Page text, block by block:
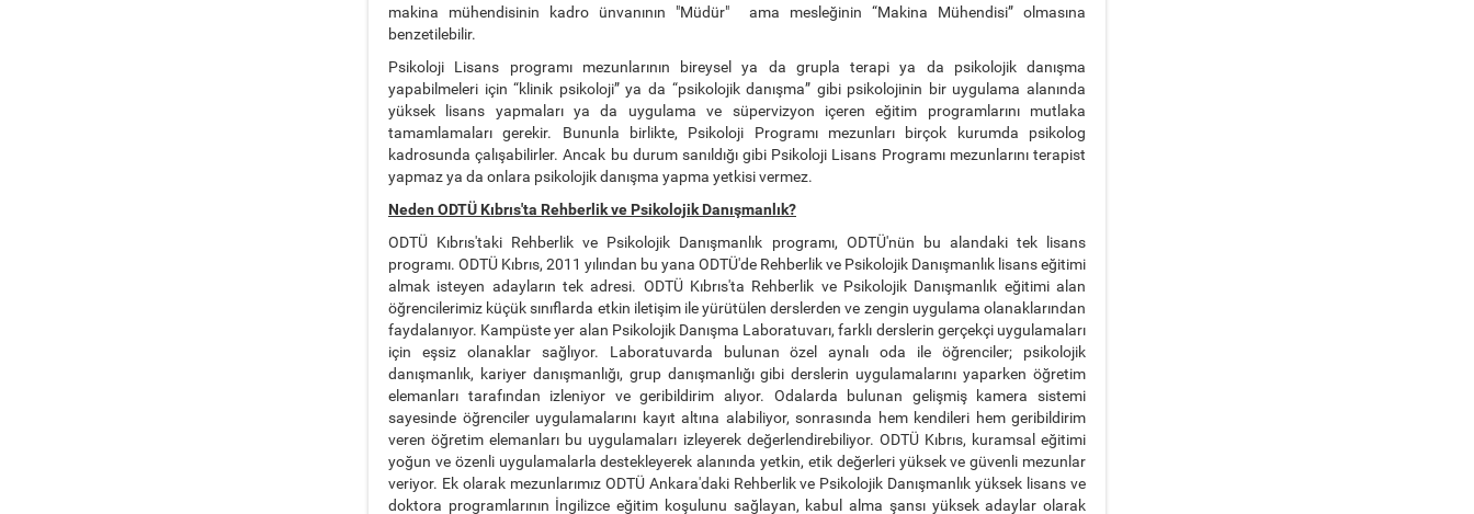
makina mühendisinin kadro ünvanının "Müdür" ama mesleğinin “Makina Mühendisi” olmasına
benzetilebilir.
Psikoloji Lisans programı mezunlarının bireysel ya da grupla terapi ya da psikolojik danışma
yapabilmeleri için “klinik psikoloji” ya da “psikolojik danışma” gibi psikolojinin bir uygulama alanında
yüksek lisans yapmaları ya da uygulama ve süpervizyon içeren eğitim programlarını mutlaka
tamamlamaları gerekir. Bununla birlikte, Psikoloji Programı mezunları birçok kurumda psikolog
kadrosunda çalışabilirler. Ancak bu durum sanıldığı gibi Psikoloji Lisans Programı mezunlarını terapist
yapmaz ya da onlara psikolojik danışma yapma yetkisi vermez.
Neden ODTÜ Kıbrıs'ta Rehberlik ve Psikolojik Danışmanlık?
ODTÜ Kıbrıs'taki Rehberlik ve Psikolojik Danışmanlık programı, ODTÜ'nün bu alandaki tek lisans
programı. ODTÜ Kıbrıs, 2011 yılından bu yana ODTÜ'de Rehberlik ve Psikolojik Danışmanlık lisans eğitimi
almak isteyen adayların tek adresi. ODTÜ Kıbrıs'ta Rehberlik ve Psikolojik Danışmanlık eğitimi alan
öğrencilerimiz küçük sınıflarda etkin iletişim ile yürütülen derslerden ve zengin uygulama olanaklarından
faydalanıyor. Kampüste yer alan Psikolojik Danışma Laboratuvarı, farklı derslerin gerçekçi uygulamaları
için eşsiz olanaklar sağlıyor. Laboratuvarda bulunan özel aynalı oda ile öğrenciler; psikolojik
danışmanlık, kariyer danışmanlığı, grup danışmanlığı gibi derslerin uygulamalarını yaparken öğretim
elemanları tarafından izleniyor ve geribildirim alıyor. Odalarda bulunan gelişmiş kamera sistemi
sayesinde öğrenciler uygulamalarını kayıt altına alabiliyor, sonrasında hem kendileri hem geribildirim
veren öğretim elemanları bu uygulamaları izleyerek değerlendirebiliyor. ODTÜ Kıbrıs, kuramsal eğitimi
yoğun ve özenli uygulamalarla destekleyerek alanında yetkin, etik değerleri yüksek ve güvenli mezunlar
veriyor. Ek olarak mezunlarımız ODTÜ Ankara'daki Rehberlik ve Psikolojik Danışmanlık yüksek lisans ve
doktora programlarının İngilizce eğitim koşulunu sağlayan, kabul alma şansı yüksek adaylar olarak